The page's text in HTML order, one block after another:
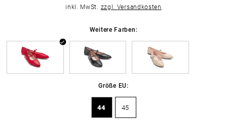
inkl. MwSt. zzgl. Versandkosten
Weitere Farben:
Größe EU:
44 45